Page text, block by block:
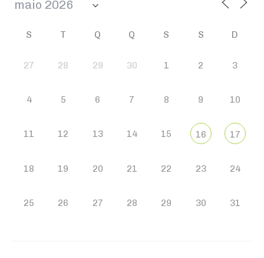
S T Q Q S S D
27 28 29 30 1 2 3
4 5 6 7 8 9 10
11 12 13 14 15 16 17
18 19 20 21 22 23 24
25 26 27 28 29 30 31